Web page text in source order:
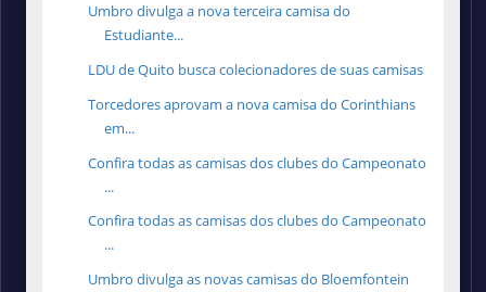
Umbro divulga a nova terceira camisa do
Estudiante...
LDU de Quito busca colecionadores de suas camisas
Torcedores aprovam a nova camisa do Corinthians
em...
Confira todas as camisas dos clubes do Campeonato
...
Confira todas as camisas dos clubes do Campeonato
...
Umbro divulga as novas camisas do Bloemfontein